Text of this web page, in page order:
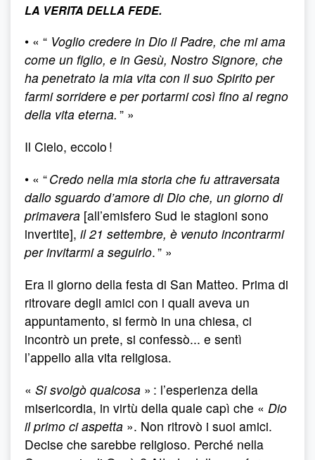
LA VERITA DELLA FEDE.
• « “ Voglio credere in Dio il Padre, che mi ama
come un figlio, e in Gesù, Nostro Signore, che
ha penetrato la mia vita con il suo Spirito per
farmi sorridere e per portarmi così fino al regno
della vita eterna. ” »
Il Cielo, eccolo !
• « “Credo nella mia storia che fu attraversata
dallo sguardo d’amore di Dio che, un giorno di
primavera [all’emisfero Sud le stagioni sono
invertite], il 21 settembre, è venuto incontrarmi
per invitarmi a seguirlo. ” »
Era il giorno della festa di San Matteo. Prima di
ritrovare degli amici con i quali aveva un
appuntamento, si fermò in una chiesa, ci
incontrò un prete, si confessò... e sentì
l’appello alla vita religiosa.
« Si svolgò qualcosa » : l’esperienza della
misericordia, in virtù della quale capì che « Dio
il primo ci aspetta ». Non ritrovò i suoi amici.
Decise che sarebbe religioso. Perché nella